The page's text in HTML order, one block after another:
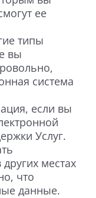
ее
типы
вы
система
если вы
Услуг.
местах
что
данные.